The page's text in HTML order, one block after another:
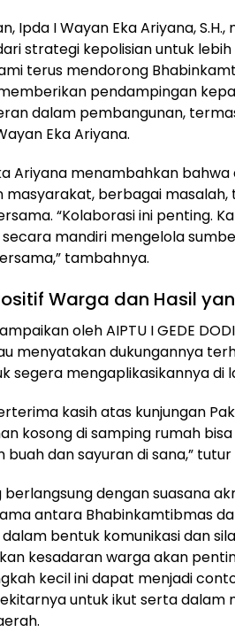
Ipda I Wayan Eka Ariyana,
strategi kepolisian untuk
terus mendorong
pendampingan
dalam pembangunan,
Eka Ariyana.
Ariyana menambahkan
masyarakat, berbagai
“Kolaborasi ini penting.
mandiri mengelola
tambahnya.
Warga dan Hasil
oleh AIPTU I GEDE
menyatakan dukungannya
segera mengaplikasikannya di
kasih atas kunjungan
kosong di samping rumah
dan sayuran di sana,” tutur
berlangsung dengan suasana
antara Bhabinkamtibmas
bentuk komunikasi dan
kesadaran warga akan
kecil ini dapat menjadi
untuk ikut serta dalam